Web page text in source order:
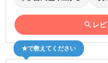
search レ
★で教えてください